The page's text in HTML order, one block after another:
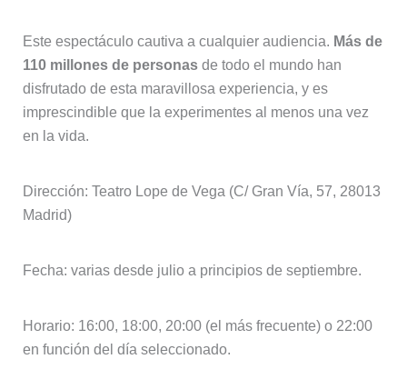
Este espectáculo cautiva a cualquier audiencia. Más de
110 millones de personasde todo el mundo han
disfrutado de esta maravillosa experiencia, y es
imprescindible que la experimentes al menos una vez
en la vida.
Dirección: Teatro Lope de Vega (C/ Gran Vía, 57, 28013
Madrid)
Fecha: varias desde julio a principios de septiembre.
Horario: 16:00, 18:00, 20:00 (el más frecuente) o 22:00
en función del día seleccionado.